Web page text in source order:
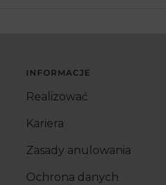
INFORMACJE
Realizować
Kariera
Zasady anulowania
Ochrona danych